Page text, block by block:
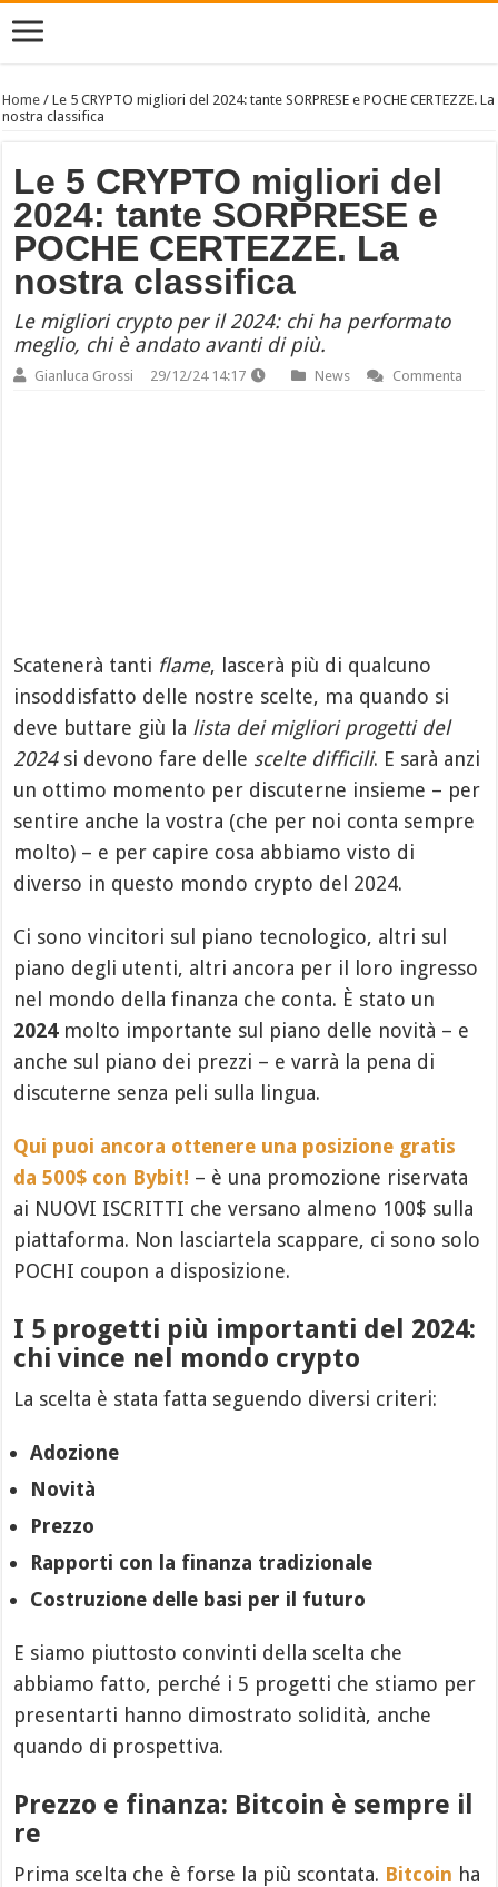
Home /Le 5 CRYPTO migliori del 2024: tante SORPRESE e POCHE CERTEZZE. La
nostra classifica
Le 5 CRYPTO migliori del
2024: tante SORPRESE e
POCHE CERTEZZE. La
nostra classifica
Le migliori crypto per il 2024: chi ha performato
meglio, chi è andato avanti di più.
Gianluca Grossi 29/12/24 14:17 News Commenta
Scatenerà tanti flame, lascerà più di qualcuno
insoddisfatto delle nostre scelte, ma quando si
deve buttare giù la lista dei migliori progetti del
2024si devono fare delle scelte difficili. E sarà anzi
un ottimo momento per discuterne insieme – per
sentire anche la vostra (che per noi conta sempre
molto) – e per capire cosa abbiamo visto di
diverso in questo mondo crypto del 2024.
Ci sono vincitori sul piano tecnologico, altri sul
piano degli utenti, altri ancora per il loro ingresso
nel mondo della finanza che conta. È stato un
2024molto importante sul piano delle novità – e
anche sul piano dei prezzi – e varrà la pena di
discuterne senza peli sulla lingua.
Qui puoi ancora ottenere una posizione gratis
da 500$ con Bybit! – è una promozione riservata
ai NUOVI ISCRITTI che versano almeno 100$ sulla
piattaforma. Non lasciartela scappare, ci sono solo
POCHI coupon a disposizione.
I 5 progetti più importanti del 2024:
chi vince nel mondo crypto
La scelta è stata fatta seguendo diversi criteri:
Adozione
Novità
Prezzo
Rapporti con la finanza tradizionale
Costruzione delle basi per il futuro
E siamo piuttosto convinti della scelta che
abbiamo fatto, perché i 5 progetti che stiamo per
presentarti hanno dimostrato solidità, anche
quando di prospettiva.
Prezzo e finanza: Bitcoin è sempre il
re
Prima scelta che è forse la più scontata. Bitcoin ha